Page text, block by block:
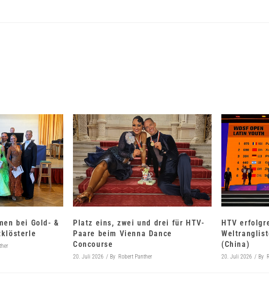
bei Gold- &
Platz eins, zwei und drei für HTV-
Paare beim Vienna Dance
Concourse
20. Juli 2026 By Robert Panther
HTV
(China)
20. Juli 2026 By